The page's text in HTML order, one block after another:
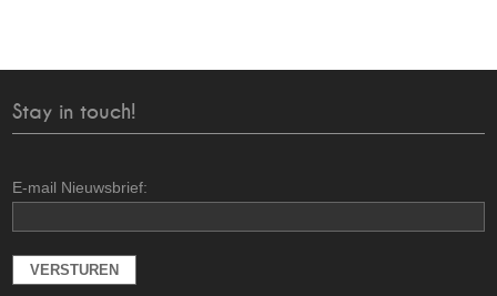
Stay in touch!
E-mail Nieuwsbrief: